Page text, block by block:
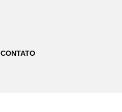
CONTATO